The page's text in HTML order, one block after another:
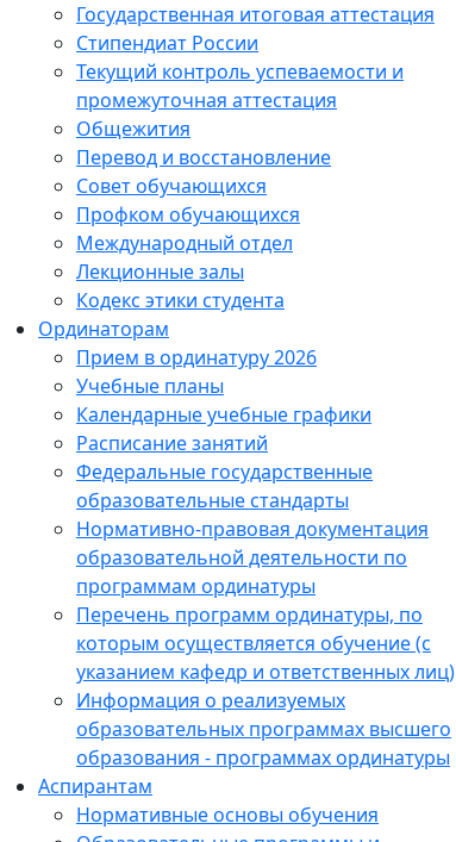
Государственная итоговая аттестация
Стипендиат России
Текущий контроль успеваемости и
промежуточная аттестация
Общежития
Перевод и восстановление
Совет обучающихся
Профком обучающихся
Международный отдел
Лекционные залы
Кодекс этики студента
Ординаторам
Прием в ординатуру 2026
Учебные планы
Календарные учебные графики
Расписание занятий
Федеральные государственные
образовательные стандарты
Нормативно-правовая документация
образовательной деятельности по
программам ординатуры
Перечень программ ординатуры, по
которым осуществляется обучение (с
указанием кафедр и ответственных лиц)
Информация о реализуемых
образовательных программах высшего
образования - программах ординатуры
Аспирантам
Нормативные основы обучения